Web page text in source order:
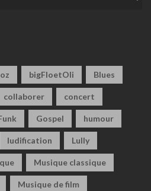
bigFloetOli Blues
collaborer concert
Gospel humour
ludification Lully
Musique classique
Musique de film